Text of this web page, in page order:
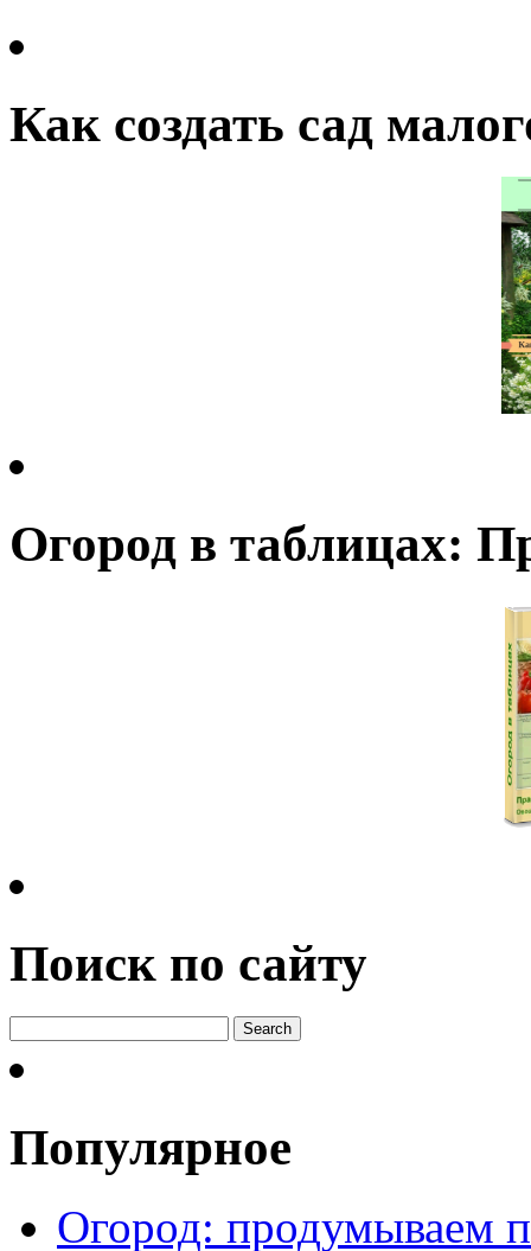
Как создать сад
Огород в таблицах:
Поиск по сайту
Популярное
Огород: продумываем